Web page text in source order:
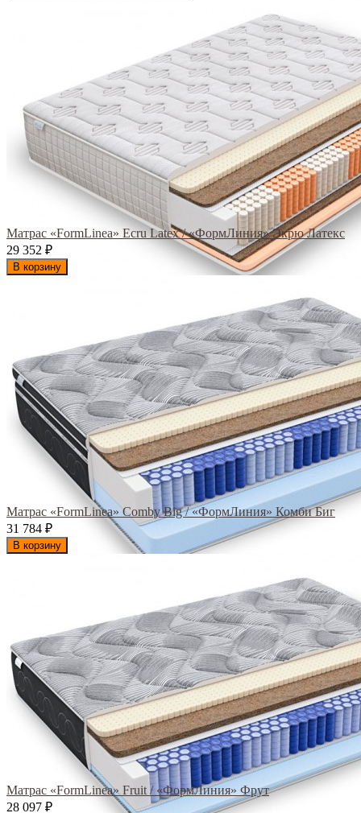
Матрас «FormLinea» Ecru Latex / «ФормЛиния» Экрю Латекс
29 352 ₽
В корзину
Матрас «FormLinea» Comby Big / «ФормЛиния» Комби Биг
31 784 ₽
В корзину
Матрас «FormLinea» Fruit / «ФормЛиния» Фрут
28 097 ₽